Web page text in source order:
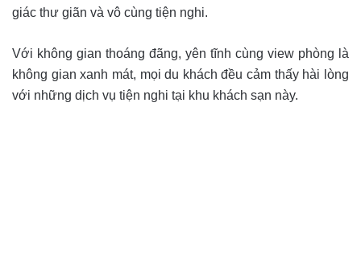
giác thư giãn và vô cùng tiện nghi.
Với không gian thoáng đãng, yên tĩnh cùng view phòng là
không gian xanh mát, mọi du khách đều cảm thấy hài lòng
với những dịch vụ tiện nghi tại khu khách sạn này.